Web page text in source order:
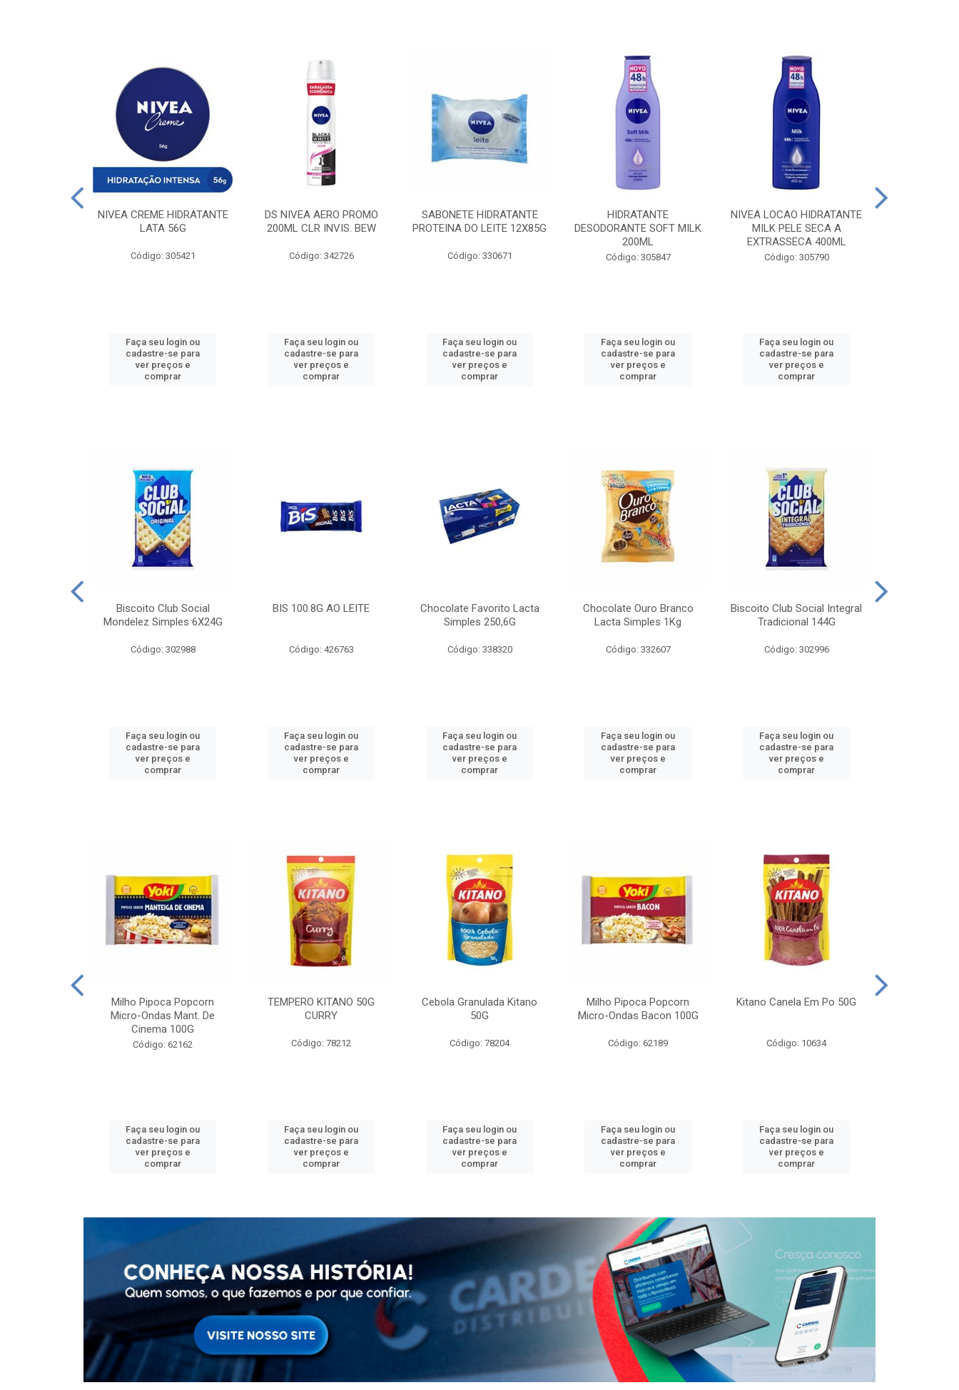
NIVEA CREME HIDRATANTE
LATA 56G
Código: 305421
Faça seu login ou
cadastre-se para
ver preços e
comprar
DS NIVEA AERO PROMO
200ML CLR INVIS. BEW
Código: 342726
Faça seu login ou
cadastre-se para
ver preços e
comprar
SABONETE HIDRATANTE
PROTEINA DO LEITE 12X85G
Código: 330671
Faça seu login ou
cadastre-se para
ver preços e
comprar
HIDRATANTE
DESODORANTE SOFT MILK
200ML
Código: 305847
Faça seu login ou
cadastre-se para
ver preços e
comprar
NIVEA LOCAO HIDRATANTE
MILK PELE SECA A
EXTRASSECA 400ML
Código: 305790
Faça seu login ou
cadastre-se para
ver preços e
comprar
Biscoito Club Social
Mondelez Simples 6X24G
Código: 302988
Faça seu login ou
cadastre-se para
ver preços e
comprar
BIS 100.8G AO LEITE
Código: 426763
Faça seu login ou
cadastre-se para
ver preços e
comprar
Chocolate Favorito Lacta
Simples 250,6G
Código: 338320
Faça seu login ou
cadastre-se para
ver preços e
comprar
Chocolate Ouro Branco
Lacta Simples 1Kg
Código: 332607
Faça seu login ou
cadastre-se para
ver preços e
comprar
Biscoito Club Social Integral
Tradicional 144G
Código: 302996
Faça seu login ou
cadastre-se para
ver preços e
comprar
Milho Pipoca Popcorn
Micro-Ondas Mant. De
Cinema 100G
Código: 62162
Faça seu login ou
cadastre-se para
ver preços e
comprar
TEMPERO KITANO 50G
CURRY
Código: 78212
Faça seu login ou
cadastre-se para
ver preços e
comprar
Cebola Granulada Kitano
50G
Código: 78204
Faça seu login ou
cadastre-se para
ver preços e
comprar
Milho Pipoca Popcorn
Micro-Ondas Bacon 100G
Código: 62189
Faça seu login ou
cadastre-se para
ver preços e
comprar
Kitano Canela Em Po 50G
Código: 10634
Faça seu login ou
cadastre-se para
ver preços e
comprar